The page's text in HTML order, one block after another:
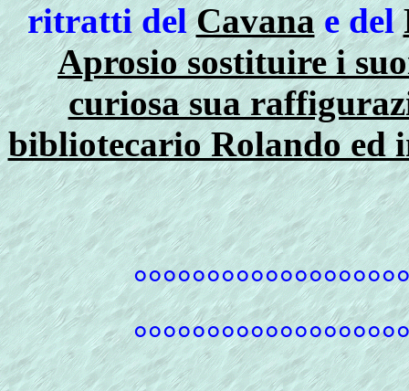
ritratti delCavanae del
Aprosio sostituire i
curiosa sua
bibliotecario Rolando ed